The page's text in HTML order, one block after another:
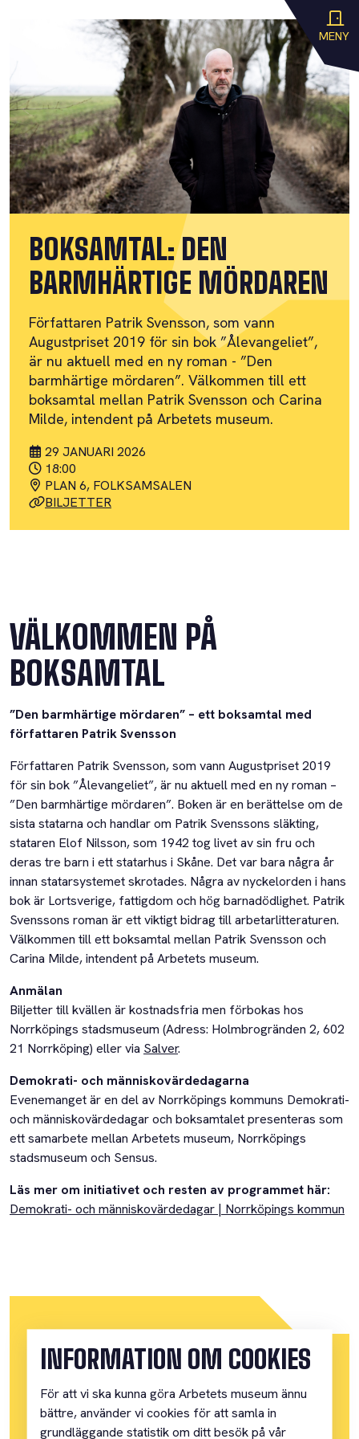
MENY
BOKSAMTAL: DEN
BARMHÄRTIGE MÖRDAREN
Författaren Patrik Svensson, som vann
Augustpriset 2019 för sin bok ”Ålevangeliet”,
är nu aktuell med en ny roman - ”Den
barmhärtige mördaren”. Välkommen till ett
boksamtal mellan Patrik Svensson och Carina
Milde, intendent på Arbetets museum.
29 JANUARI 2026
18:00
PLAN 6, FOLKSAMSALEN
BILJETTER
VÄLKOMMEN PÅ
BOKSAMTAL
”Den barmhärtige mördaren” – ett boksamtal med
författaren Patrik Svensson
Författaren Patrik Svensson, som vann Augustpriset 2019
för sin bok ”Ålevangeliet”, är nu aktuell med en ny roman –
”Den barmhärtige mördaren”. Boken är en berättelse om de
sista statarna och handlar om Patrik Svenssons släkting,
stataren Elof Nilsson, som 1942 tog livet av sin fru och
deras tre barn i ett statarhus i Skåne. Det var bara några år
innan statarsystemet skrotades. Några av nyckelorden i hans
bok är Lortsverige, fattigdom och hög barnadödlighet. Patrik
Svenssons roman är ett viktigt bidrag till arbetarlitteraturen.
Välkommen till ett boksamtal mellan Patrik Svensson och
Carina Milde, intendent på Arbetets museum.
Anmälan
Biljetter till kvällen är kostnadsfria men förbokas hos
Norrköpings stadsmuseum (Adress: Holmbrogränden 2, 602
21 Norrköping) eller via Salver.
Demokrati- och människovärdedagarna
Evenemanget är en del av Norrköpings kommuns Demokrati-
och människovärdedagar och boksamtalet presenteras som
ett samarbete mellan Arbetets museum, Norrköpings
stadsmuseum och Sensus.
Läs mer om initiativet och resten av programmet här:
Demokrati- och människovärdedagar | Norrköpings kommun
VILL DU VARA SÄKER PÅ
INFORMATION OM COOKIES
För att vi ska kunna göra Arbetets museum ännu
bättre, använder vi cookies för att samla in
grundläggande statistik om ditt besök på vår